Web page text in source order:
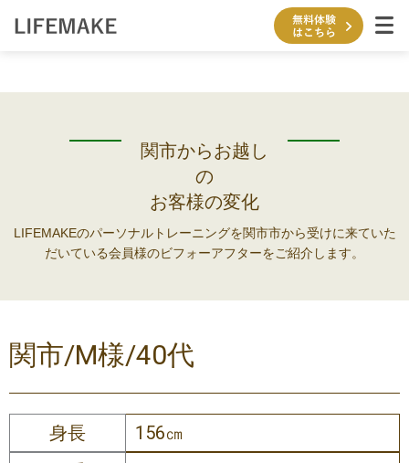
キ
関市からお越し
の
お客様の変化
LIFEMAKEのパーソナルトレーニングを関市市から受けに来ていた
だいている会員様のビフォーアフターをご紹介します。
関市/M様/40代
身長
156㎝